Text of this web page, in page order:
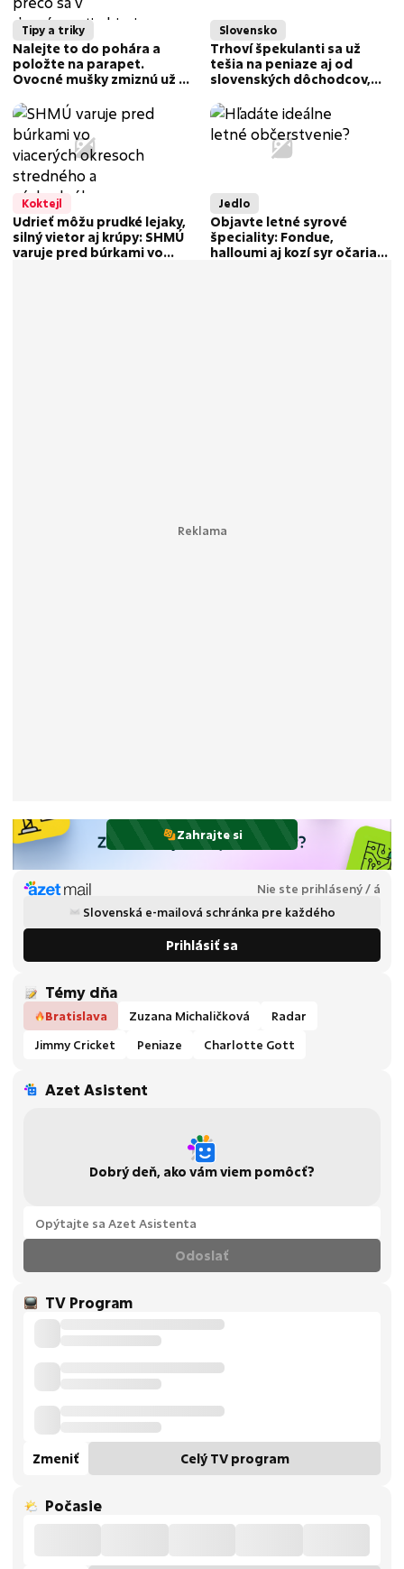
Tipy a triky
Nalejte to do pohára a
položte na parapet.
Ovocné mušky zmiznú už za
Slovensko
Trhoví špekulanti sa už
tešia na peniaze aj od
slovenských dôchodcov,
odpustky
Koktejl
Udrieť môžu prudké lejaky,
silný vietor aj krúpy: SHMÚ
varuje pred búrkami vo
Jedlo
Objavte letné syrové
špeciality: Fondue,
halloumi aj kozí syr očaria
Zahrajte si
Nie ste prihlásený / á
Slovenská e-mailová schránka pre každého
Prihlásiť sa
Témy dňa
Bratislava Zuzana Michaličková
Radar
Jimmy Cricket
Peniaze Charlotte Gott
Azet Asistent
Dobrý deň, ako vám viem pomôcť?
Odoslať
TV Program
Zmeniť Celý TV program
Počasie